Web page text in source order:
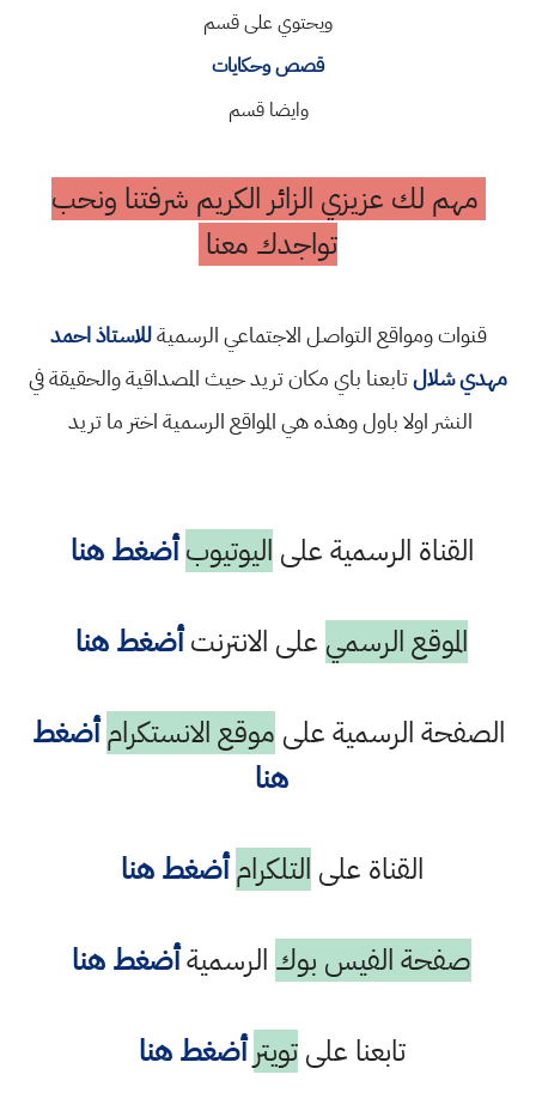
ويحتوي على قسم
قصص وحكايات
وايضا قسم
مهم لك عزيزي الزائر الكريم شرفتنا ونحب
تواجدك معنا
قنوات ومواقع التواصل الاجتماعي الرسميةللاستاذ احمد
مهدي شلالتابعنا باي مكان تريد حيث المصداقية والحقيقة في
النشر اولا باول وهذه هي المواقع الرسمية اختر ما تريد
القناة الرسمية على اليوتيوب أضغط هنا
الموقع الرسمي على الانترنتأضغط هنا
الصفحة الرسمية على موقع الانستكرام أضغط
هنا
القناة على التلكرام أضغط هنا
صفحة الفيس بوك الرسميةأضغط هنا
تابعنا علىتويتر أضغط هنا